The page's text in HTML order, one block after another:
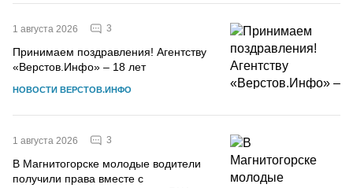
1 августа 2026 3
Принимаем поздравления! Агентству
«Верстов.Инфо» – 18 лет
НОВОСТИ ВЕРСТОВ.ИНФО
1 августа 2026 3
В Магнитогорске молодые водители
получили права вместе с